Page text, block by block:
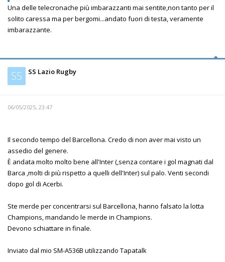
Una delle telecronache più imbarazzanti mai sentite,non tanto per il
solito caressa ma per bergomi...andato fuori di testa, veramente
imbarazzante.
SS SS Lazio Rugby
06/05/2025, 23:47
Il secondo tempo del Barcellona. Credo di non aver mai visto un
assedio del genere.
È andata molto molto bene all'Inter (,senza contare i gol magnati dal
Barca ,molti di più rispetto a quelli dell'Inter) sul palo. Venti secondi
dopo gol di Acerbi.
Ste merde per concentrarsi sul Barcellona, hanno falsato la lotta
Champions, mandando le merde in Champions.
Devono schiattare in finale.
Inviato dal mio SM-A536B utilizzando Tapatalk